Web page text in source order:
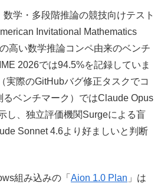
学・多段階推論の競技向けテスト
Invitational Mathematics
高い数学推論コンペ由来のベンチ
2026では94.5%を記録していま
実際のGitHubバグ修正タスクでコ
るベンチマーク）ではClaude Opus
し、独立評価機関Surgeによる盲
Sonnet 4.6より好ましいと判断
組み込みの「 Aion 1.0 Plan 」は